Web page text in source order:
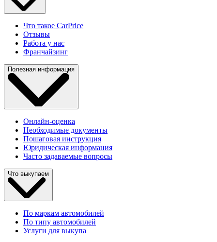
Что такое CarPrice
Отзывы
Работа у нас
Франчайзинг
Полезная информация
Онлайн-оценка
Необходимые документы
Пошаговая инструкция
Юридическая информация
Часто задаваемые вопросы
Что выкупаем
По маркам автомобилей
По типу автомобилей
Услуги для выкупа